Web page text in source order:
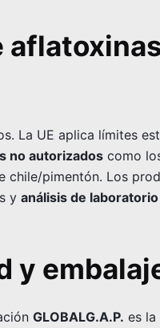
La UE aplica límites
no autorizados como
chile/pimentón. Los
y análisis de laboratorio
y
GLOBALG.A.P. es la